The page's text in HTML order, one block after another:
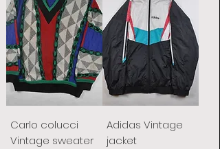
Carlo colucci
Vintage sweater
Adidas Vintage
jacket